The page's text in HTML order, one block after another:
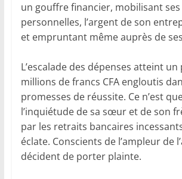
un gouffre financier, mobilisant
personnelles, l’argent de son
et empruntant même auprès de
L’escalade des dépenses atteint un
millions de francs CFA engloutis
promesses de réussite. Ce n’est
l’inquiétude de sa sœur et de son
par les retraits bancaires
éclate. Conscients de l’ampleur de
décident de porter plainte.